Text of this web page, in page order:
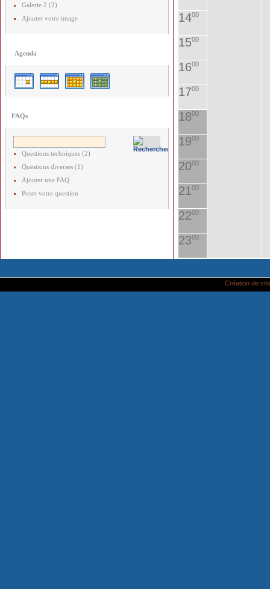
Galerie 2 (2)
Ajouter votre image
Agenda
FAQs
Questions techniques (2)
Questions diverses (1)
Ajouter une FAQ
Poser votre question
1400
1500
1600
1700
1800
1900
2000
2100
2200
2300
Création de